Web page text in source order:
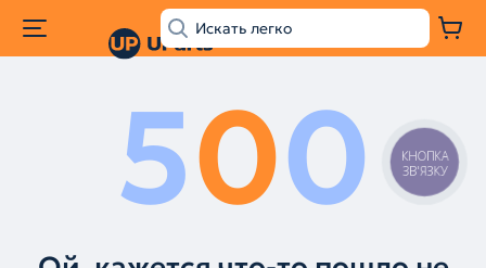
500
КНОПКА
ЗВ'ЯЗКУ